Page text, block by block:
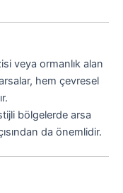
veya ormanlık alan
hem çevresel
bölgelerde arsa
da önemlidir.